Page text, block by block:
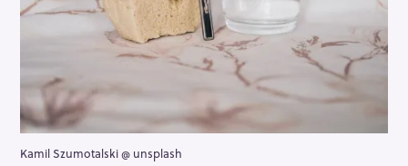
Kamil Szumotalski @ unsplash